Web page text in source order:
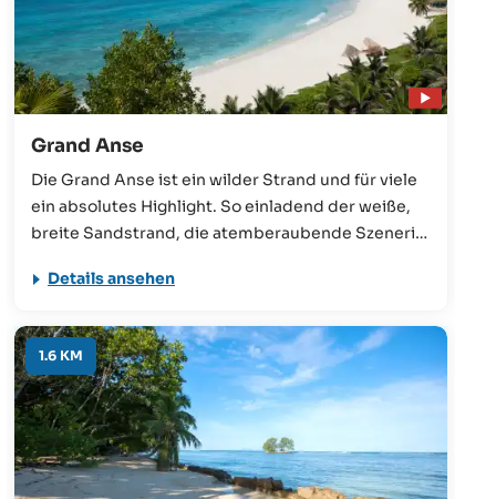
Grand Anse
Die Grand Anse ist ein wilder Strand und für viele
ein absolutes Highlight. So einladend der weiße,
breite Sandstrand, die atemberaubende Szenerie
mögen, vom Schwimmen ist meistens abzuraten.
hier hohe Wellen und sehr starke Strömungen.
Details ansehen
1.6 KM